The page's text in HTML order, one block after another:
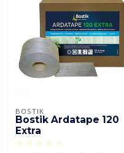
BOSTIK
Bostik Ardatape 120
Extra